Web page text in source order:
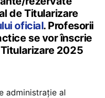
de Titularizare
oficial. Profesorii
se vor înscrie
2025
administrație al